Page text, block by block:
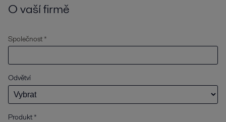
O vaší firmě
Společnost *
Odvětví
Produkt*